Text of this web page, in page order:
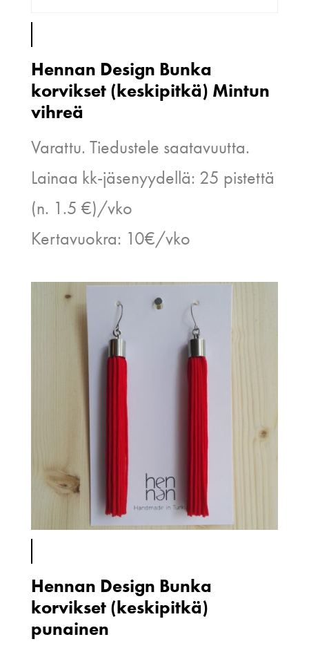
Hennan Design Bunka
korvikset (keskipitkä) Mintun
vihreä
Varattu. Tiedustele saatavuutta.
Lainaa kk-jäsenyydellä: 25 pistettä
(n. 1.5 €)/vko
Kertavuokra: 10€/vko
Hennan Design Bunka
korvikset (keskipitkä)
punainen